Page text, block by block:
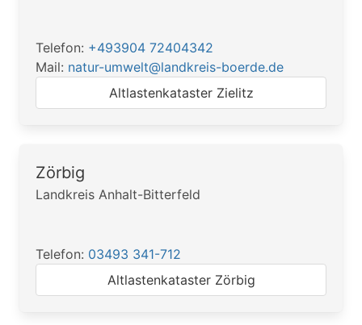
Telefon: +493904 72404342
Mail: natur-umwelt@landkreis-boerde.de
Altlastenkataster Zielitz
Zörbig
Landkreis Anhalt-Bitterfeld
Telefon: 03493 341-712
Altlastenkataster Zörbig